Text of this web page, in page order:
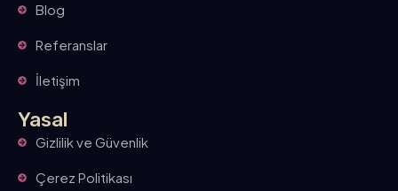
Blog
Referanslar
İletişim
Yasal
Gizlilik ve Güvenlik
Çerez Politikası